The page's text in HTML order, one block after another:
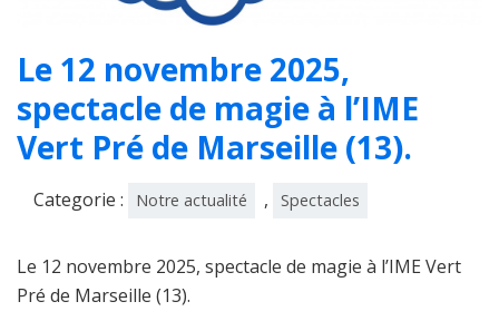
Le 12 novembre 2025,
spectacle de magie à l’IME
Vert Pré de Marseille (13).
Categorie : Notre actualité , Spectacles
Le 12 novembre 2025, spectacle de magie à l’IME Vert
Pré de Marseille (13).